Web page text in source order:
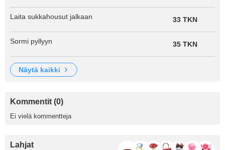
Laita sukkahousut jalkaan 33 TKN
Sormi pyllyyn 35 TKN
näytä kaikki
Kommentit (0)
Ei vielä kommentteja
Lahjat